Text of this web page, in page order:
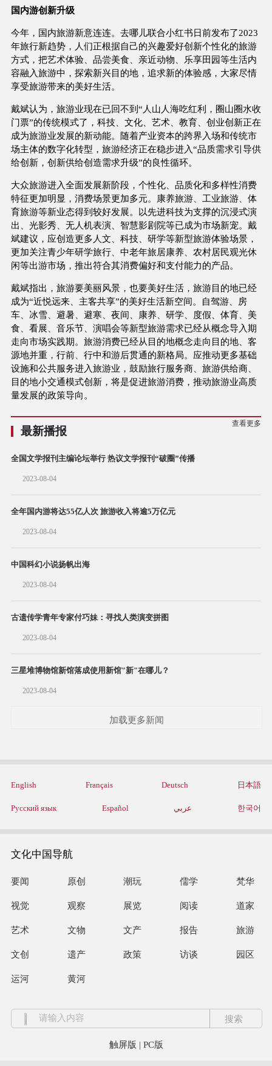
国内游创新升级
今年，国内旅游新意连连。去哪儿联合小红书日前发布了2023
年旅行新趋势，人们正根据自己的兴趣爱好创新个性化的旅游
方式，把艺术体验、品尝美食、亲近动物、乐享田园等生活内
容融入旅游中，探索新兴目的地，追求新的体验感，大家尽情
享受旅游带来的美好生活。
戴斌认为，旅游业现在已回不到“人山人海吃红利，圈山圈水收
门票”的传统模式了，科技、文化、艺术、教育、创业创新正在
成为旅游业发展的新动能。随着产业资本的跨界入场和传统市
场主体的数字化转型，旅游经济正在稳步进入“品质需求引导供
给创新，创新供给创造需求升级”的良性循环。
大众旅游进入全面发展新阶段，个性化、品质化和多样性消费
特征更加明显，消费场景更加多元。康养旅游、工业旅游、体
育旅游等新业态得到较好发展。以先进科技为支撑的沉浸式演
出、光影秀、无人机表演、智慧影剧院等已成为市场新宠。戴
斌建议，应创造更多人文、科技、研学等新型旅游体验场景，
更加关注青少年研学旅行、中老年旅居康养、农村居民观光休
闲等出游市场，推出符合其消费偏好和支付能力的产品。
戴斌指出，旅游要美丽风景，也要美好生活，旅游目的地已经
成为“近悦远来、主客共享”的美好生活新空间。自驾游、房
车、冰雪、避暑、避寒、夜间、康养、研学、度假、体育、美
食、看展、音乐节、演唱会等新型旅游需求已经从概念导入期
走向市场实践期。旅游消费已经从目的地概念走向目的地、客
源地并重，行前、行中和游后贯通的新格局。应推动更多基础
设施和公共服务进入旅游业，鼓励旅行服务商、旅游供给商、
目的地小交通模式创新，将是促进旅游消费，推动旅游业高质
量发展的政策导向。
最新播报
查看更多
全国文学报刊主编论坛举行 热议文学报刊“破圈”传播
2023-08-04
全年国内游将达55亿人次 旅游收入将逾5万亿元
2023-08-04
中国科幻小说扬帆出海
2023-08-04
古遗传学青年专家付巧妹：寻找人类演变拼图
2023-08-04
三星堆博物馆新馆落成使用新馆"新"在哪儿？
2023-08-04
加载更多新闻
English Français Deutsch 日本語
Русский язык Español عربي 한국어
文化中国导航
要闻 原创 潮玩 儒学 梵华
视觉 观察 展览 阅读 道家
艺术 文物 文产 报告 旅游
文创 遗产 政策 访谈 园区
运河 黄河
触屏版 | PC版